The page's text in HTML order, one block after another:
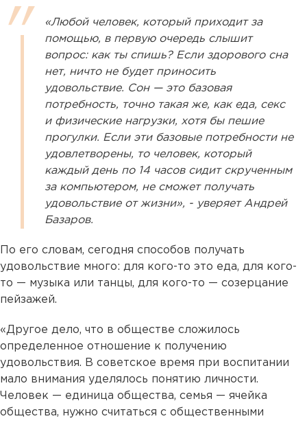
«Любой человек, который приходит за
помощью, в первую очередь слышит
вопрос: как ты спишь? Если здорового сна
нет, ничто не будет приносить
удовольствие. Сон — это базовая
потребность, точно такая же, как еда, секс
и физические нагрузки, хотя бы пешие
прогулки. Если эти базовые потребности не
удовлетворены, то человек, который
каждый день по 14 часов сидит скрученным
за компьютером, не сможет получать
удовольствие от жизни», - уверяет Андрей
Базаров.
По его словам, сегодня способов получать
удовольствие много: для кого-то это еда, для кого-
то — музыка или танцы, для кого-то — созерцание
пейзажей.
«Другое дело, что в обществе сложилось
определенное отношение к получению
удовольствия. В советское время при воспитании
мало внимания уделялось понятию личности.
Человек — единица общества, семья — ячейка
общества, нужно считаться с общественными